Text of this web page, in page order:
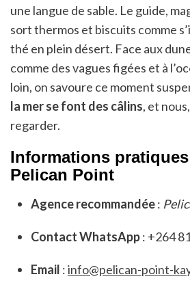
une langue de sable. Le guide,
sort thermos et biscuits comme
thé en plein désert. Face aux
comme des vagues figées et à
loin, on savoure ce moment
la mer se font des câlins, et
regarder.
Informations pratiques
Pelican Point
Agence recommandée:
Contact WhatsApp: +264
Email :info@pelican-point-